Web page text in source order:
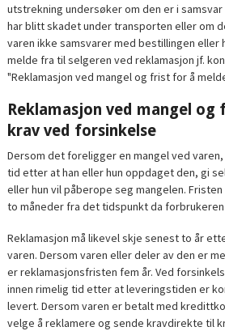
utstrekning undersøker om den er i
har blitt skadet under transporten eller om
varen ikke samsvarer med bestillingen eller
melde fra til selgeren ved reklamasjon jf.
"Reklamasjon ved mangel og frist for å
Reklamasjon ved mangel
krav ved forsinkelse
Dersom det foreligger en mangel ved
tid etter at han eller hun oppdaget den, gi
eller hun vil påberope seg mangelen.
to måneder fra det tidspunkt da
Reklamasjon må likevel skje senest to år
varen. Dersom varen eller deler av den er
er reklamasjonsfristen fem år. Ved
innen rimelig tid etter at leveringstiden er
levert. Dersom varen er betalt med
velge å reklamere og sende kravdirekte til